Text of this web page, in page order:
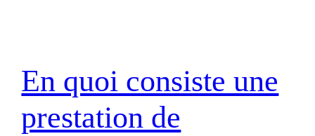
En quoi consiste une
prestation de